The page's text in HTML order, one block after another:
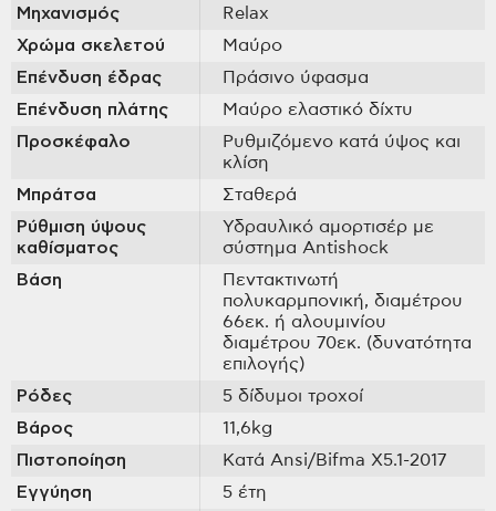
Μηχανισμός
Relax
Χρώμα σκελετού
Μαύρο
Επένδυση έδρας
Πράσινο ύφασμα
Επένδυση πλάτης
Μαύρο ελαστικό δίχτυ
Προσκέφαλο
Ρυθμιζόμενο κατά ύψος και
κλίση
Μπράτσα
Σταθερά
Ρύθμιση ύψους
καθίσματος
Υδραυλικό αμορτισέρ με
σύστημα Antishock
Βάση
Πεντακτινωτή
πολυκαρμπονική, διαμέτρου
66εκ. ή αλουμινίου
διαμέτρου 70εκ. (δυνατότητα
επιλογής)
Ρόδες
5 δίδυμοι τροχοί
Βάρος
11,6kg
Πιστοποίηση
Κατά Ansi/Bifma X5.1-2017
Εγγύηση
5 έτη